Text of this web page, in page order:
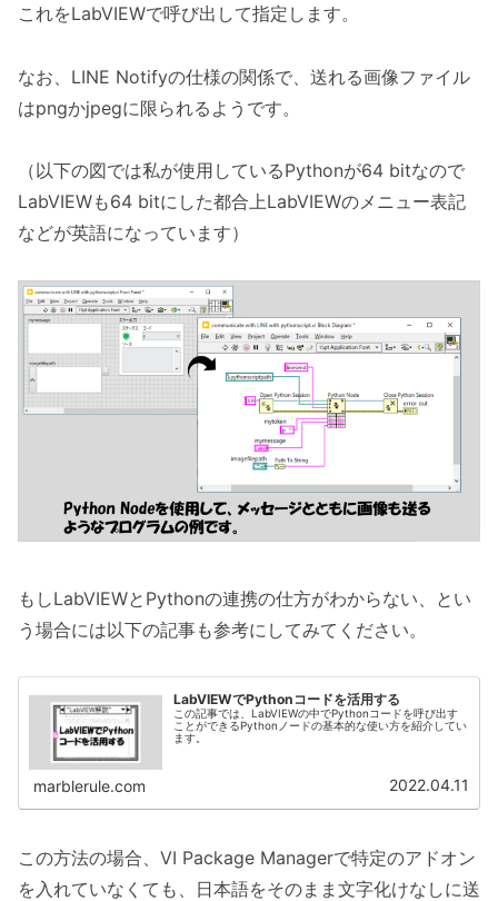
これをLabVIEWで呼び出して指定します。
なお、LINE Notifyの仕様の関係で、送れる画像ファイル
はpngかjpegに限られるようです。
（以下の図では私が使用しているPythonが64 bitなので
LabVIEWも64 bitにした都合上LabVIEWのメニュー表記
などが英語になっています）
もしLabVIEWとPythonの連携の仕方がわからない、とい
う場合には以下の記事も参考にしてみてください。
LabVIEWでPythonコードを活用する
この記事では、LabVIEWの中でPythonコードを呼び出す
ことができるPythonノードの基本的な使い方を紹介してい
ます。
marblerule.com 2022.04.11
この方法の場合、VI Package Managerで特定のアドオン
を入れていなくても、日本語をそのまま文字化けなしに送